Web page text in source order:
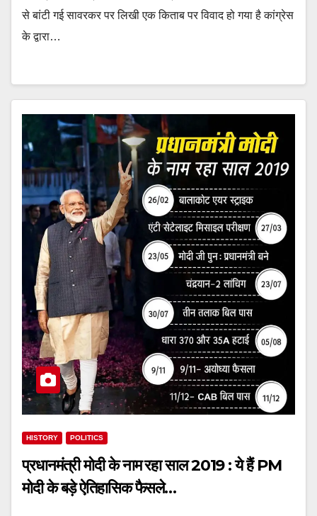
से बांटी गई सावरकर पर लिखी एक किताब पर विवाद हो गया है कांग्रेस
के द्वारा…
HISTORY POLITICS
प्रधानमंत्री मोदी के नाम रहा साल 2019 : ये हैं PM
मोदी के बड़े ऐतिहासिक फैसले…